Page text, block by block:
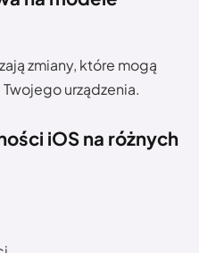
zmiany, które mogą
urządzenia.
iOS na różnych